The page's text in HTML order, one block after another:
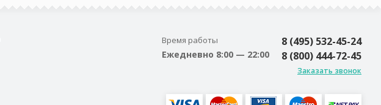
Время работы
Ежедневно 8:00 — 22:00
8 (495) 532-45-24
8 (800) 444-72-45
Заказать звонок